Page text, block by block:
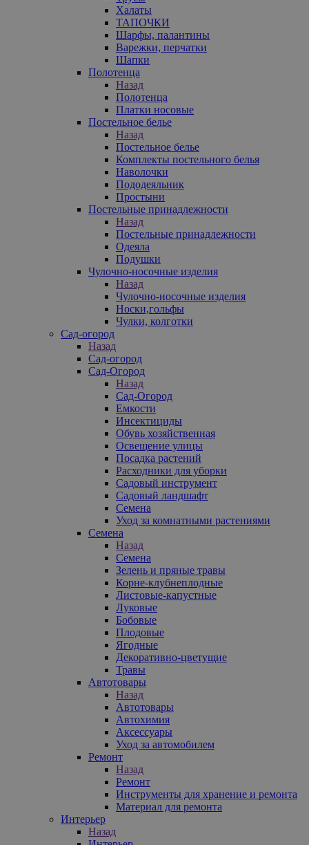
Халаты
ТАПОЧКИ
Шарфы, палантины
Варежки, перчатки
Шапки
Полотенца
Назад
Полотенца
Платки носовые
Постельное белье
Назад
Постельное белье
Комплекты постельного белья
Наволочки
Пододеяльник
Простыни
Постельные принадлежности
Назад
Постельные принадлежности
Одеяла
Подушки
Чулочно-носочные изделия
Назад
Чулочно-носочные изделия
Носки,гольфы
Чулки, колготки
Сад-огород
Назад
Сад-огород
Сад-Огород
Назад
Сад-Огород
Емкости
Инсектициды
Обувь хозяйственная
Освещение улицы
Посадка растений
Расходники для уборки
Садовый инструмент
Садовый ландшафт
Семена
Уход за комнатными растениями
Семена
Назад
Семена
Зелень и пряные травы
Корне-клубнеплодные
Листовые-капустные
Луковые
Бобовые
Плодовые
Ягодные
Декоративно-цветущие
Травы
Автотовары
Назад
Автотовары
Автохимия
Аксессуары
Уход за автомобилем
Ремонт
Назад
Ремонт
Инструменты для хранение и ремонта
Материал для ремонта
Интерьер
Назад